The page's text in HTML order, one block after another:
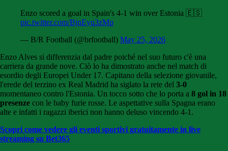
Enzo scored a goal in Spain's 4-1 win over Estonia 🇪🇸
pic.twitter.com/BjnEyq3zMp
— B/R Football (@brfootball) May 25, 2026
Enzo Alves si differenzia dal padre poiché nel suo futuro c'è una
carriera da grande nove. Ciò lo ha dimostrato anche nel match di
esordio degli Europei Under 17. Capitano della selezione giovanile,
l'erede del terzino ex Real Madrid ha siglato la rete del 3-0
momentaneo contro l'Estonia. Un tocco sotto che lo porta a 8 gol in 18
presenze con le baby furie rosse. Le aspettative sulla Spagna erano
alte e infatti i ragazzi iberici non hanno deluso vincendo 4-1.
Scopri come vedere gli eventi sportivi gratuitamente in live
streaming su Bet365